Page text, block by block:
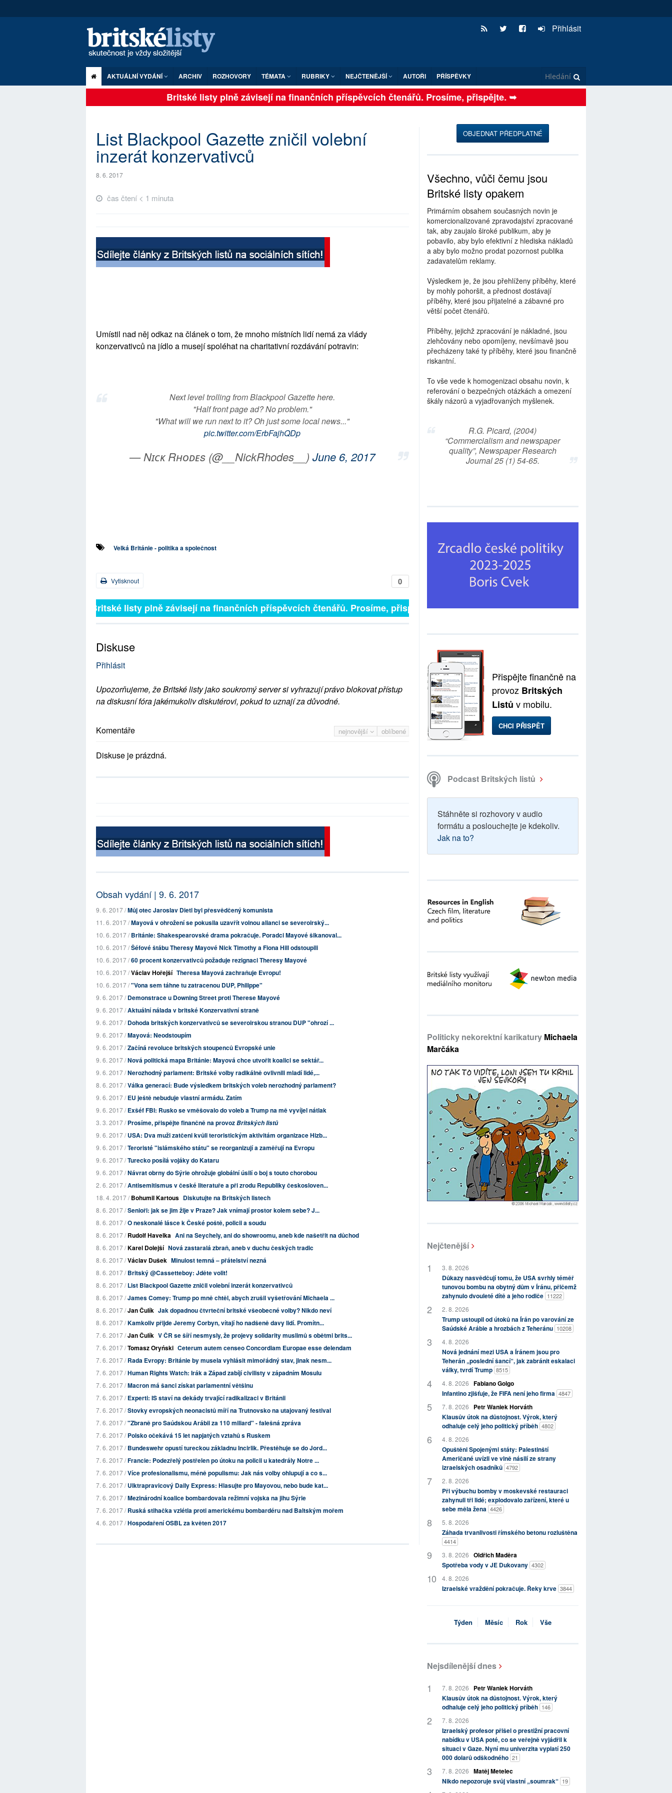
Přihlásit
AKTUÁLNÍ VYDÁNÍ ARCHIV ROZHOVORY TÉMATA RUBRIKY NEJČTENĚJŠÍ AUTOŘI PŘÍSPĚVKY
Britské listy plně závisejí na finančních příspěvcích čtenářů. Prosíme, přispějte. ➥
List Blackpool Gazette zničil volební
inzerát konzervativců
8. 6. 2017
čas čtení < 1 minuta
Umístil nad něj odkaz na článek o tom, že mnoho místních lidí nemá za vlády
konzervativců na jídlo a musejí spoléhat na charitativní rozdávání potravin:
Next level trolling from Blackpool Gazette here.
"Half front page ad? No problem."
"What will we run next to it? Oh just some local news..."
pic.twitter.com/ErbFajhQDp
— Nɪᴄᴋ Rʜᴏᴅᴇs (@__NickRhodes__)June 6, 2017
Velká Británie - politika a společnost
0
Vytisknout
Britské listy plně závisejí na finančních příspěvcích čtenářů. Prosíme, přispějte. ➥
Diskuse
Přihlásit
Upozorňujeme, že Britské listy jako soukromý server si vyhrazují právo blokovat přístup
na diskusní fóra jakémukoliv diskutérovi, pokud to uznají za důvodné.
nejnovější oblíbené
Komentáře
Diskuse je prázdná.
Obsah vydání | 9. 6. 2017
9. 6. 2017 /Můj otec Jaroslav Dietl byl přesvědčený komunista
11. 6. 2017 /Mayová v ohrožení se pokusila uzavřít volnou alianci se severoirský...
10. 6. 2017 /Británie: Shakespearovské drama pokračuje. Poradci Mayové šikanoval...
10. 6. 2017 /Šéfové štábu Theresy Mayové Nick Timothy a Fiona Hill odstoupili
10. 6. 2017 /60 procent konzervativců požaduje rezignaci Theresy Mayové
10. 6. 2017 /Václav Hořejší Theresa Mayová zachraňuje Evropu!
10. 6. 2017 /"Vona sem táhne tu zatracenou DUP, Philippe"
9. 6. 2017 /Demonstrace u Downing Street proti Therese Mayové
9. 6. 2017 /Aktuální nálada v britské Konzervativní straně
9. 6. 2017 /Dohoda britských konzervativců se severoirskou stranou DUP "ohrozí ...
9. 6. 2017 /Mayová: Neodstoupím
9. 6. 2017 /Začíná revoluce britských stoupenců Evropské unie
9. 6. 2017 /Nová politická mapa Británie: Mayová chce utvořit koalici se sektář...
9. 6. 2017 /Nerozhodný parlament: Britské volby radikálně ovlivnili mladí lidé,...
8. 6. 2017 /Válka generací: Bude výsledkem britských voleb nerozhodný parlament?
9. 6. 2017 /EU ještě nebuduje vlastní armádu. Zatím
9. 6. 2017 /Exšéf FBI: Rusko se vměšovalo do voleb a Trump na mě vyvíjel nátlak
3. 3. 2017 /Prosíme, přispějte finančně na provozBritských listů
9. 6. 2017 /USA: Dva muži zatčeni kvůli teroristickým aktivitám organizace Hizb...
9. 6. 2017 /Teroristé "islámského státu" se reorganizují a zaměřují na Evropu
9. 6. 2017 /Turecko posílá vojáky do Kataru
9. 6. 2017 /Návrat obrny do Sýrie ohrožuje globální úsilí o boj s touto chorobou
2. 6. 2017 /Antisemitismus v české literatuře a při zrodu Republiky českosloven...
18. 4. 2017 /Bohumil Kartous Diskutujte na Britských listech
8. 6. 2017 /Senioři: jak se jim žije v Praze? Jak vnímají prostor kolem sebe? J...
8. 6. 2017 /O neskonalé lásce k České poště, policii a soudu
8. 6. 2017 /Rudolf Havelka Ani na Seychely, ani do showroomu, aneb kde našetřit na důchod
8. 6. 2017 /Karel Dolejší Nová zastaralá zbraň, aneb v duchu českých tradic
8. 6. 2017 /Václav Dušek Minulost temná – přátelství nezná
8. 6. 2017 /Britský @Cassetteboy: Jděte volit!
8. 6. 2017 /List Blackpool Gazette zničil volební inzerát konzervativců
8. 6. 2017 /James Comey: Trump po mně chtěl, abych zrušil vyšetřování Michaela ...
8. 6. 2017 /Jan Čulík Jak dopadnou čtvrteční britské všeobecné volby? Nikdo neví
8. 6. 2017 /Kamkoliv přijde Jeremy Corbyn, vítají ho nadšeně davy lidí. Promítn...
7. 6. 2017 /Jan Čulík V ČR se šíří nesmysly, že projevy solidarity muslimů s obětmi brits...
7. 6. 2017 /Tomasz Oryński Ceterum autem censeo Concordiam Europae esse delendam
7. 6. 2017 /Rada Evropy: Británie by musela vyhlásit mimořádný stav, jinak nesm...
7. 6. 2017 /Human Rights Watch: Irák a Západ zabíjí civilisty v západním Mosulu
7. 6. 2017 /Macron má šanci získat parlamentní většinu
7. 6. 2017 /Experti: IS staví na dekády trvající radikalizaci v Británii
7. 6. 2017 /Stovky evropských neonacistů míří na Trutnovsko na utajovaný festival
7. 6. 2017 /"Zbraně pro Saúdskou Arábii za 110 miliard" - falešná zpráva
7. 6. 2017 /Polsko očekává 15 let napjatých vztahů s Ruskem
7. 6. 2017 /Bundeswehr opustí tureckou základnu Incirlik. Přestěhuje se do Jord...
7. 6. 2017 /Francie: Podezřelý postřelen po útoku na policii u katedrály Notre ...
7. 6. 2017 /Více profesionalismu, méně populismu: Jak nás volby ohlupují a co s...
7. 6. 2017 /Ulktrapravicový Daily Express: Hlasujte pro Mayovou, nebo bude kat...
7. 6. 2017 /Mezinárodní koalice bombardovala režimní vojska na jihu Sýrie
7. 6. 2017 /Ruská stihačka vzlétla proti americkému bombardéru nad Baltským mořem
4. 6. 2017 /Hospodaření OSBL za květen 2017
OBJEDNAT PŘEDPLATNÉ
Všechno, vůči čemu jsou
Britské listy opakem
Primárním obsahem současných novin je
komercionalizované zpravodajství zpracované
tak, aby zaujalo široké publikum, aby je
pobavilo, aby bylo efektivní z hlediska nákladů
a aby bylo možno prodat pozornost publika
zadavatelům reklamy.
Výsledkem je, že jsou přehlíženy příběhy, které
by mohly pohoršit, a přednost dostávají
příběhy, které jsou přijatelné a zábavné pro
větší počet čtenářů.
Příběhy, jejichž zpracování je nákladné, jsou
zlehčovány nebo opomíjeny, nevšímavě jsou
přecházeny také ty příběhy, které jsou finančně
riskantní.
To vše vede k homogenizaci obsahu novin, k
referování o bezpečných otázkách a omezení
škály názorů a vyjadřovaných myšlenek.
R.G. Picard, (2004)
“Commercialism and newspaper
quality”, Newspaper Research
Journal 25 (1) 54-65.
Přispějte finančně na
provoz Britských
Listů v mobilu.
CHCI PŘISPĚT
Podcast Britských listů
Stáhněte si rozhovory v audio
formátu a poslouchejte je kdekoliv.
Jak na to?
Politicky nekorektní karikatury Michaela
Marčáka
Nejčtenější
3. 8. 2026
Důkazy nasvědčují tomu, že USA svrhly téměř
tunovou bombu na obytný dům v Íránu, přičemž
zahynulo dvouleté dítě a jeho rodiče 11222
2. 8. 2026
Trump ustoupil od útoků na Írán po varování ze
Saúdské Arábie a hrozbách z Teheránu 10208
4. 8. 2026
Nová jednání mezi USA a Íránem jsou pro
Teherán „poslední šancí“, jak zabránit eskalaci
války, tvrdí Trump 8515
4. 8. 2026 Fabiano Golgo
Infantino zjišťuje, že FIFA není jeho firma 4847
7. 8. 2026
Petr Waniek Horváth
Klausův útok na důstojnost. Výrok, který
odhaluje celý jeho politický příběh 4802
4. 8. 2026
Opuštěni Spojenými státy: Palestinští
Američané uvízli ve vlně násilí ze strany
izraelských osadníků 4792
2. 8. 2026
Při výbuchu bomby v moskevské restauraci
zahynuli tři lidé; explodovalo zařízení, které u
sebe měla žena 4426
5. 8. 2026
Záhada trvanlivosti římského betonu rozluštěna
4414
3. 8. 2026 Oldřich Maděra
Spotřeba vody v JE Dukovany 4302
4. 8. 2026
Izraelské vraždění pokračuje. Řeky krve 3844
Týden Měsíc Rok Vše
Nejsdílenější dnes
7. 8. 2026
Petr Waniek Horváth
Klausův útok na důstojnost. Výrok, který
odhaluje celý jeho politický příběh 146
7. 8. 2026
Izraelský profesor přišel o prestižní pracovní
nabídku v USA poté, co se veřejně vyjádřil k
situaci v Gaze. Nyní mu univerzita vyplatí 250
000 dolarů odškodného 21
7. 8. 2026 Matěj Metelec
Nikdo nepozoruje svůj vlastní „soumrak“ 19